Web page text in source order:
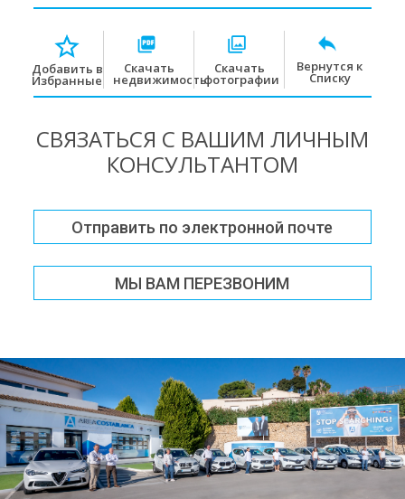
Добавить в
Избранные
Скачать
недвижимость
Скачать
фотографии
Вернутся к
Списку
СВЯЗАТЬСЯ С ВАШИМ ЛИЧНЫМ
КОНСУЛЬТАНТОМ
Отправить по электронной почте
МЫ ВАМ ПЕРЕЗВОНИМ